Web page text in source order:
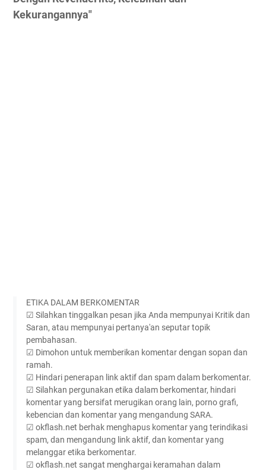
Kekurangannya"
ETIKA DALAM BERKOMENTAR
☑ Silahkan tinggalkan pesan jika Anda mempunyai Kritik dan
Saran, atau mempunyai pertanya'an seputar topik
pembahasan.
☑ Dimohon untuk memberikan komentar dengan sopan dan
ramah.
☑ Hindari penerapan link aktif dan spam dalam berkomentar.
☑ Silahkan pergunakan etika dalam berkomentar, hindari
komentar yang bersifat merugikan orang lain, porno grafi,
kebencian dan komentar yang mengandung SARA.
☑ okflash.net berhak menghapus komentar yang terindikasi
spam, dan mengandung link aktif, dan komentar yang
melanggar etika berkomentar.
☑ okflash.net sangat menghargai keramahan dalam